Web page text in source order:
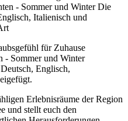
für Zuhause
- Sommer und Winter
Englisch,